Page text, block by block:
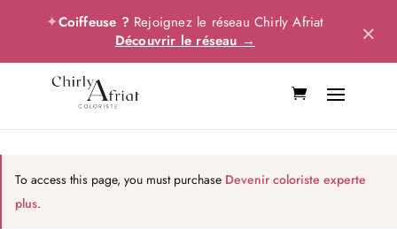
✦Coiffeuse ?Rejoignez le réseau Chirly Afriat
Découvrir le réseau →
×
To access this page, you must purchase Devenir coloriste experte
plus.